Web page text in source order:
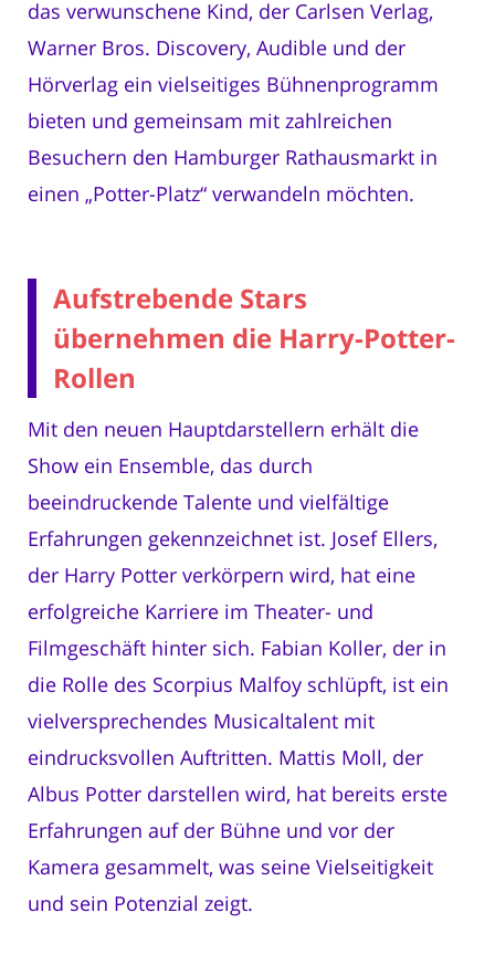
das verwunschene Kind, der Carlsen Verlag,
Warner Bros. Discovery, Audible und der
Hörverlag ein vielseitiges Bühnenprogramm
bieten und gemeinsam mit zahlreichen
Besuchern den Hamburger Rathausmarkt in
einen „Potter-Platz“ verwandeln möchten.
Aufstrebende Stars
übernehmen die Harry-Potter-
Rollen
Mit den neuen Hauptdarstellern erhält die
Show ein Ensemble, das durch
beeindruckende Talente und vielfältige
Erfahrungen gekennzeichnet ist. Josef Ellers,
der Harry Potter verkörpern wird, hat eine
erfolgreiche Karriere im Theater- und
Filmgeschäft hinter sich. Fabian Koller, der in
die Rolle des Scorpius Malfoy schlüpft, ist ein
vielversprechendes Musicaltalent mit
eindrucksvollen Auftritten. Mattis Moll, der
Albus Potter darstellen wird, hat bereits erste
Erfahrungen auf der Bühne und vor der
Kamera gesammelt, was seine Vielseitigkeit
und sein Potenzial zeigt.